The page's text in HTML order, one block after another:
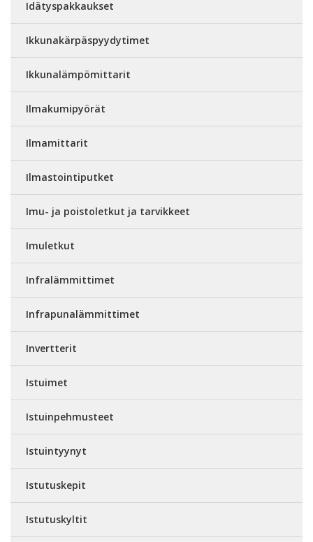
Idätyspakkaukset
Ikkunakärpäspyydytimet
Ikkunalämpömittarit
Ilmakumipyörät
Ilmamittarit
Ilmastointiputket
Imu- ja poistoletkut ja tarvikkeet
Imuletkut
Infralämmittimet
Infrapunalämmittimet
Invertterit
Istuimet
Istuinpehmusteet
Istuintyynyt
Istutuskepit
Istutuskyltit